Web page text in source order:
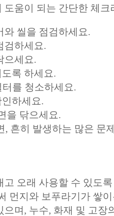
움이 되는 간단한 체크
와 씰을 점검하세요.
검하세요.
으세요.
록 하세요.
를 청소하세요.
하세요.
을 닦으세요.
흔히 발생하는 많은 문
오래 사용할 수 있도
먼지와 보푸라기가 쌓
며, 누수, 화재 및 고장